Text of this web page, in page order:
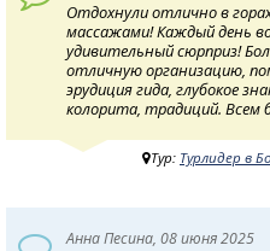
Отдохнули отлично в
массажами! Каждый день
удивительный сюрприз!
отличную организацию,
эрудиция гида, глубокое
колорита, традиций. Всем
Тур: Турлидер в
Анна Песина, 08 июня 2025